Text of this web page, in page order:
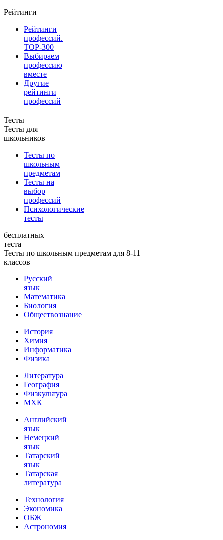
Рейтинги
Рейтинги
профессий.
TOP-300
Выбираем
профессию
вместе
Другие
рейтинги
профессий
Тесты
Тесты для
школьников
Тесты по
школьным
предметам
Тесты на
выбор
профессий
Психологические
тесты
бесплатных
теста
Тесты по школьным предметам для 8-11
классов
Русский
язык
Математика
Биология
Обществознание
История
Химия
Информатика
Физика
Литература
География
Физкультура
МХК
Английский
язык
Немецкий
язык
Татарский
язык
Татарская
литература
Технология
Экономика
ОБЖ
Астрономия